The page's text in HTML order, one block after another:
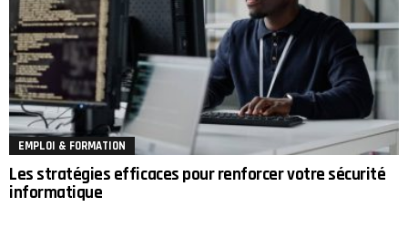
EMPLOI & FORMATION
Les stratégies efficaces pour renforcer votre sécurité
informatique